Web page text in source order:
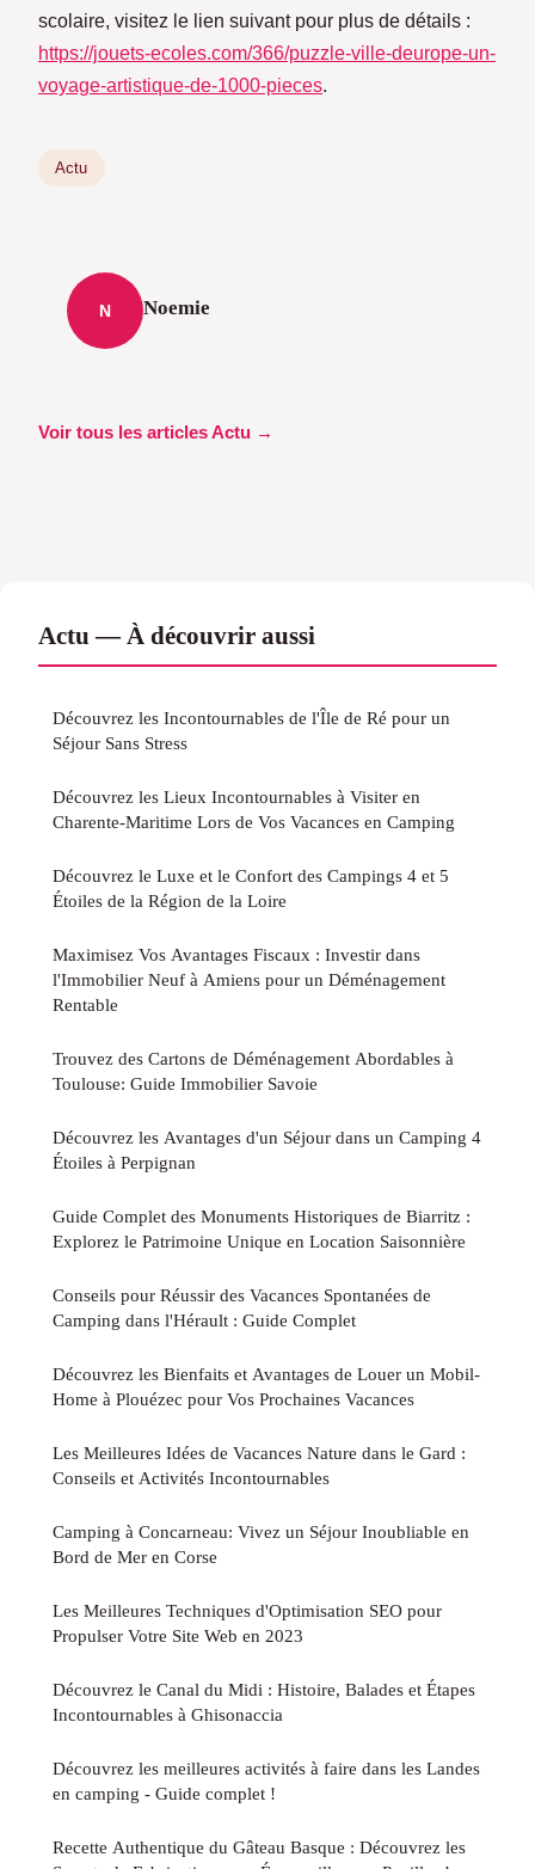
scolaire, visitez le lien suivant pour plus de détails :
https://jouets-ecoles.com/366/puzzle-ville-deurope-un-
voyage-artistique-de-1000-pieces.
Actu
N Noemie
Voir tous les articles Actu →
Actu — À découvrir aussi
Découvrez les Incontournables de l'Île de Ré pour un
Séjour Sans Stress
Découvrez les Lieux Incontournables à Visiter en
Charente-Maritime Lors de Vos Vacances en Camping
Découvrez le Luxe et le Confort des Campings 4 et 5
Étoiles de la Région de la Loire
Maximisez Vos Avantages Fiscaux : Investir dans
l'Immobilier Neuf à Amiens pour un Déménagement
Rentable
Trouvez des Cartons de Déménagement Abordables à
Toulouse: Guide Immobilier Savoie
Découvrez les Avantages d'un Séjour dans un Camping 4
Étoiles à Perpignan
Guide Complet des Monuments Historiques de Biarritz :
Explorez le Patrimoine Unique en Location Saisonnière
Conseils pour Réussir des Vacances Spontanées de
Camping dans l'Hérault : Guide Complet
Découvrez les Bienfaits et Avantages de Louer un Mobil-
Home à Plouézec pour Vos Prochaines Vacances
Les Meilleures Idées de Vacances Nature dans le Gard :
Conseils et Activités Incontournables
Camping à Concarneau: Vivez un Séjour Inoubliable en
Bord de Mer en Corse
Les Meilleures Techniques d'Optimisation SEO pour
Propulser Votre Site Web en 2023
Découvrez le Canal du Midi : Histoire, Balades et Étapes
Incontournables à Ghisonaccia
Découvrez les meilleures activités à faire dans les Landes
en camping - Guide complet !
Recette Authentique du Gâteau Basque : Découvrez les